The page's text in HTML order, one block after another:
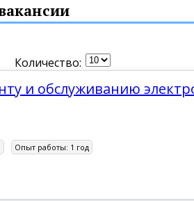
Количество:
и обслуживанию
Опыт работы: 1 год